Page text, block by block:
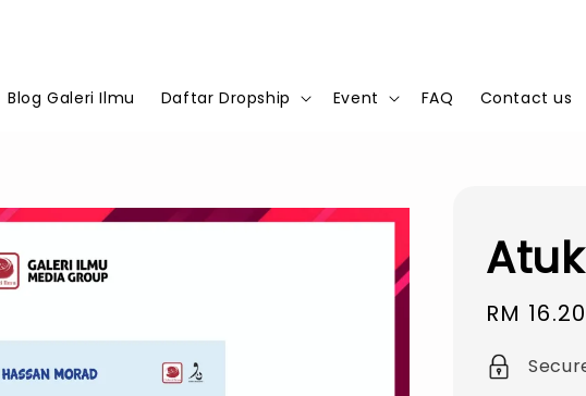
Blog Galeri Ilmu Daftar Dropship Event FAQ Contact us
Sale
price
RM 16.20